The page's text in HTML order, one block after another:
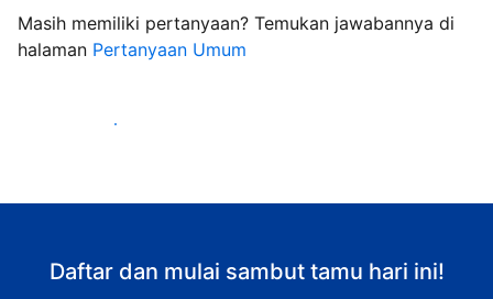
Masih memiliki pertanyaan? Temukan jawabannya di
halaman Pertanyaan Umum
Mulai sambut tamu
Daftar dan mulai sambut tamu hari ini!